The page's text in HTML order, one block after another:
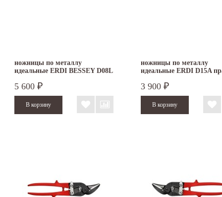
ножницы по металлу
идеальные ERDI BESSEY D08L
5 600 ₽
ножницы по металлу
идеальные ERDI D15A
3 900 ₽